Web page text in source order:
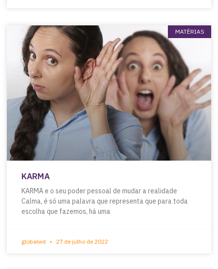
MATÉRIAS
KARMA
KARMA e o seu poder pessoal de mudar a realidade
Calma, é só uma palavra que representa que para toda
escolha que fazemos, há uma
globalwd 27 de julho de 2022